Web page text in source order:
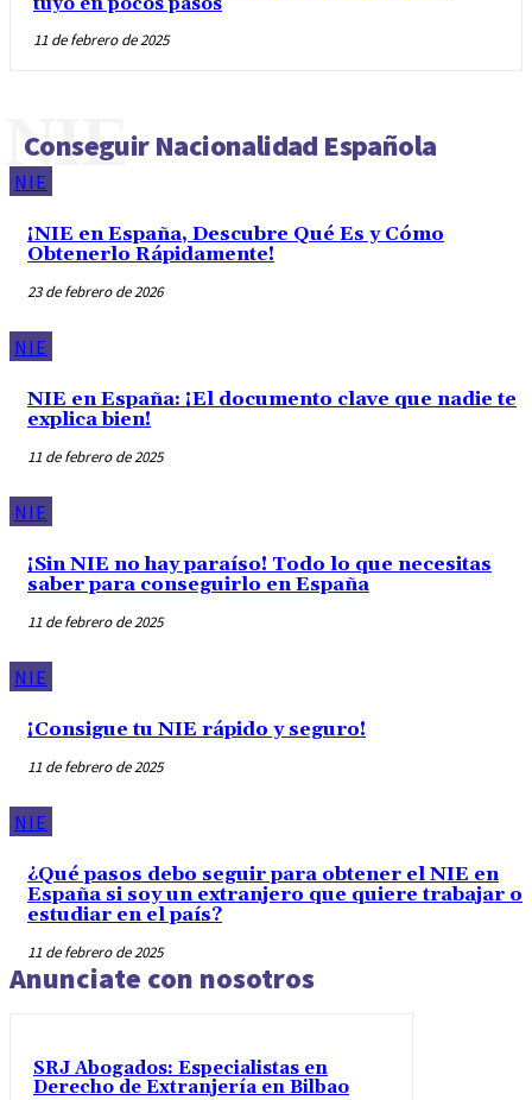
11 de febrero de 2025
Conseguir Nacionalidad Española
NIE
NIE
¡NIE en España, Descubre Qué Es y Cómo
Obtenerlo Rápidamente!
23 de febrero de 2026
NIE
NIE en España: ¡El documento clave que nadie te
explica bien!
11 de febrero de 2025
NIE
¡Sin NIE no hay paraíso! Todo lo que necesitas
saber para conseguirlo en España
11 de febrero de 2025
NIE
¡Consigue tu NIE rápido y seguro!
11 de febrero de 2025
NIE
¿Qué pasos debo seguir para obtener el NIE en
España si soy un extranjero que quiere trabajar o
estudiar en el país?
11 de febrero de 2025
Anunciate con nosotros
SRJ Abogados: Especialistas en
Derecho de Extranjería en Bilbao